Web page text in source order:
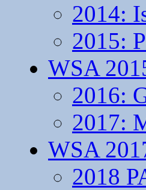
2014:
2015:
WSA
2016:
2017:
WSA
2018